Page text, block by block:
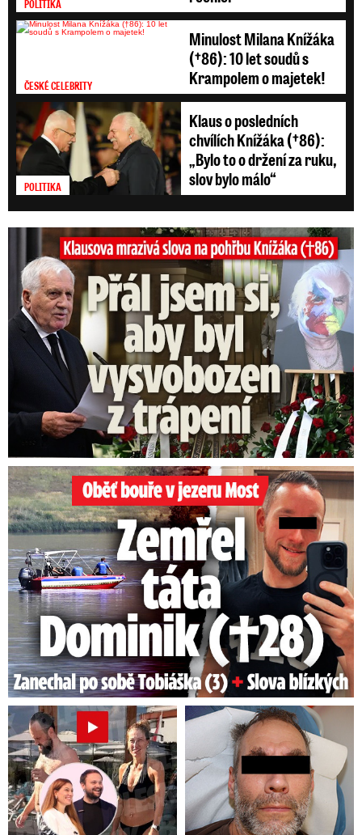
POLITIKA
ČESKÉ CELEBRITY
Minulost Milana Knížáka
(†86): 10 let soudů s
Krampolem o majetek!
POLITIKA
Klaus o posledních
chvílích Knížáka (†86):
„Bylo to o držení za ruku,
slov bylo málo“
Klausova mrazivá slova na pohřbu Knížáka: Přál jsem si...
Oběť bouře v jezeru Most: Zemřel táta Dominik (†28)